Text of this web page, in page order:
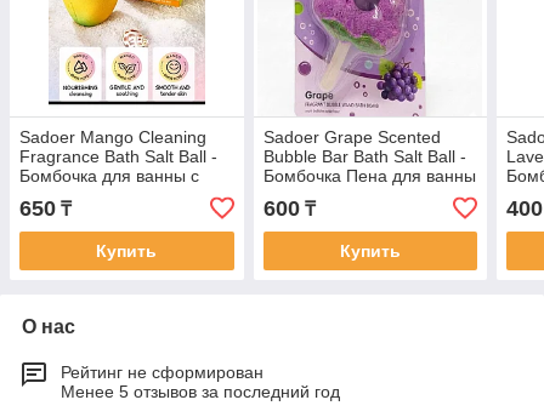
Sadoer Mango Cleaning
Fragrance Bath Salt Ball -
Бомбочка для ванны с
солью для умывания и
ароматом манго 150 гр
650 ₸
Купить
Sadoer Grape Scented
Bubble Bar Bath Salt Ball -
Бомбочка Пена для ванны
с ароматом винограда, 82
г
600₸
Купить
400
О нас
Рейтинг не сформирован
Менее 5 отзывов за последний год